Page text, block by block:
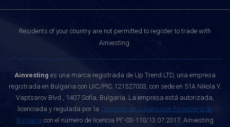
Residents of your country are not permitted to register to trade with
Ainvesting.
Ainvesting es una marca registrada de Up Trend LTD, una empresa
registrada en Bulgaria con UIC/PIC 121527003, con sede en 51A Nikola Y.
Vaptsarov Blvd., 1407 Sofía, Bulgaria. La empresa está autorizada,
licenciada y regulada por la Comisión de Supervisión Financiera de
Bulgaria con el número de licencia РГ-03-110/13.07.2017. Ainvesting